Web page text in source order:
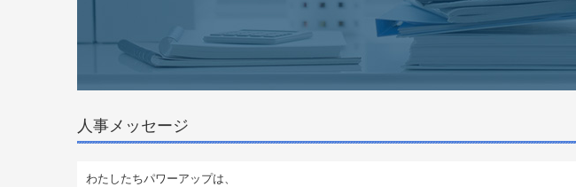
人事メッセージ
わたしたちパワーアップは、